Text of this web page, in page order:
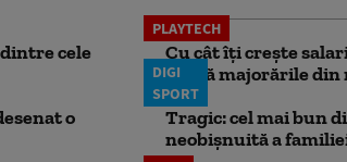
cele
PLAYTECH
Cu cât îți crește
aplică majorările din
o
DIGI
SPORT
Tragic: cel mai bun
neobișnuită a